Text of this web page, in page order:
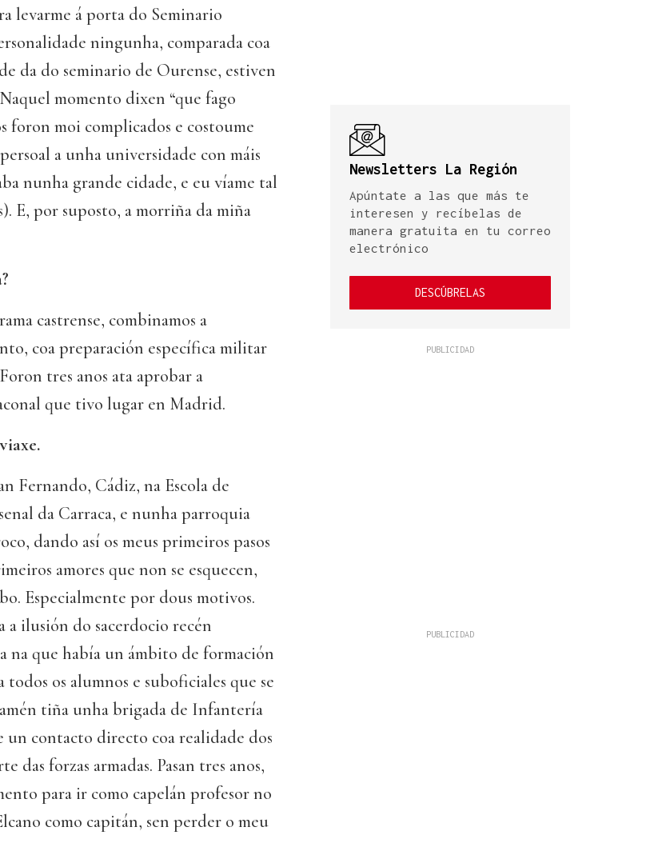
levarme á porta do Seminario
ningunha, comparada coa
da do seminario de Ourense, estiven
momento dixen “que fago
foron moi complicados e costoume
a unha universidade con máis
nunha grande cidade, e eu víame tal
E, por suposto, a morriña da miña
castrense, combinamos a
coa preparación específica militar
tres anos ata aprobar a
que tivo lugar en Madrid.
Fernando, Cádiz, na Escola de
da Carraca, e nunha parroquia
dando así os meus primeiros pasos
amores que non se esquecen,
Especialmente por dous motivos.
ilusión do sacerdocio recén
na que había un ámbito de formación
todos os alumnos e suboficiales que se
tiña unha brigada de Infantería
un contacto directo coa realidade dos
das forzas armadas. Pasan tres anos,
para ir como capelán profesor no
como capitán, sen perder o meu
Newsletters La Región
Apúntate a las que más te
interesen y recíbelas de
manera gratuita en tu correo
electrónico
DESCÚBRELAS